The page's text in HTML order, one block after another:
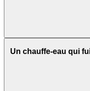
Un chauffe-eau qui